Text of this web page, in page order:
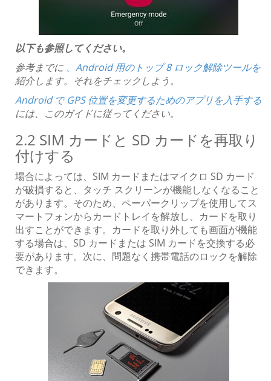
以下も参照してください。
参考までに 、Android 用のトップ 8 ロック解除ツールを
紹介します。それをチェックしよう。
Android で GPS 位置を変更するためのアプリを入手する
には、このガイドに従ってください。
2.2 SIM カードと SD カードを再取り
付けする
場合によっては、SIM カードまたはマイクロ SD カード
が破損すると、タッチ スクリーンが機能しなくなること
があります。そのため、ペーパークリップを使用してス
マートフォンからカードトレイを解放し、カードを取り
出すことができます。カードを取り外しても画面が機能
する場合は、SD カードまたは SIM カードを交換する必
要があります。次に、問題なく携帯電話のロックを解除
できます。